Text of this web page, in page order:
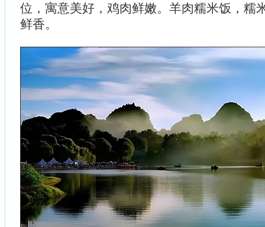
位，寓意美好，鸡肉鲜嫩。羊肉糯米饭，糯
鲜香。